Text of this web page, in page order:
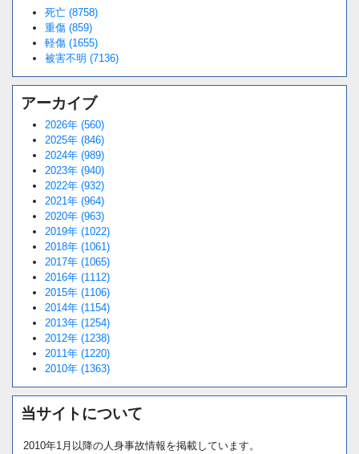
死亡 (8758)
重傷 (859)
軽傷 (1655)
被害不明 (7136)
アーカイブ
2026年 (560)
2025年 (846)
2024年 (989)
2023年 (940)
2022年 (932)
2021年 (964)
2020年 (963)
2019年 (1022)
2018年 (1061)
2017年 (1065)
2016年 (1112)
2015年 (1106)
2014年 (1154)
2013年 (1254)
2012年 (1238)
2011年 (1220)
2010年 (1363)
当サイトについて
2010年1月以降の人身事故情報を掲載しています。